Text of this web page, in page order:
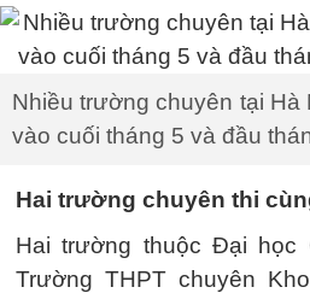
Nhiều trường chuyên tại Hà
vào cuối tháng 5 và đầu
Hai trường chuyên thi
Hai trường thuộc Đại học
Trường THPT chuyên